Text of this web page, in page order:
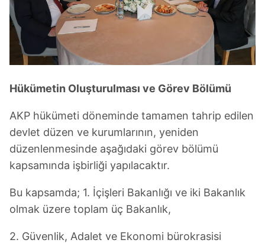
verileriniz işlenmekte olup gerekli olan çerezler bilgi
toplumu hizmetlerinin sunulması amacıyla
kullanılmaktadır. Diğer çerezler, sitemizin daha işlevsel
kılınması ve kişiselleştirilmesi ve sizlere yönelik
sınırlı olarak açık rızanız dahilinde kullanılacaktır.
Çerezlere ilişkin tercihlerinizi aşağıda yer alan panel
vasıtasıyla belirleyebilirsiniz. Çerezlere ilişkin detaylı bilgi
için Ayarlar butonuna tıklayabilir, Çerez Bilgilendirme
ziyaret edebilirsiniz.
6698 sayılı Kişisel Verilerin Korunması Kanunu uyarınca
hazırlanmış Aydınlatma Metnimizi okumak ve sitemizde
ilgili mevzuata uygun olarak kullanılan çerezlerle ilgili bilgi
Hükümetin Oluşturulması ve Görev Bölümü
AKP hükümeti döneminde tamamen tahrip edilen
devlet düzen ve kurumlarının, yeniden
düzenlenmesinde aşağıdaki görev bölümü
kapsamında işbirliği yapılacaktır.
Bu kapsamda; 1. İçişleri Bakanlığı ve iki Bakanlık
olmak üzere toplam üç Bakanlık,
2. Güvenlik, Adalet ve Ekonomi bürokrasisi